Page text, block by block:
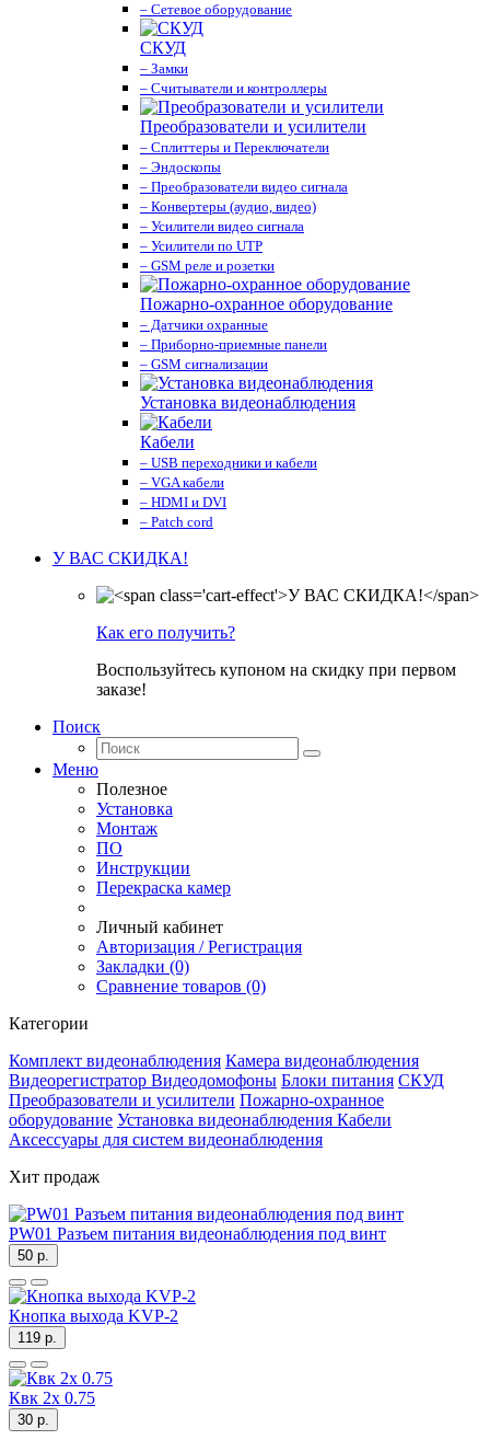
– Сетевое оборудование
СКУД
– Замки
– Считыватели и контроллеры
Преобразователи и усилители
– Сплиттеры и Переключатели
– Эндоскопы
– Преобразователи видео сигнала
– Конвертеры (аудио, видео)
– Усилители видео сигнала
– Усилители по UTP
– GSM реле и розетки
Пожарно-охранное оборудование
– Датчики охранные
– Приборно-приемные панели
– GSM сигнализации
Установка видеонаблюдения
Кабели
– USB переходники и кабели
– VGA кабели
– HDMI и DVI
– Patch cord
У ВАС СКИДКА!
Как его получить?
Воспользуйтесь купоном на скидку при первом
заказе!
Поиск
Меню
Полезное
Установка
Монтаж
ПО
Инструкции
Перекраска камер
Личный кабинет
Авторизация / Регистрация
Закладки (0)
Сравнение товаров (0)
Категории
Комплект видеонаблюдения Камера видеонаблюдения
Видеорегистратор Видеодомофоны Блоки питания СКУД
Преобразователи и усилители Пожарно-охранное
оборудование Установка видеонаблюдения Кабели
Аксессуары для систем видеонаблюдения
Хит продаж
PW01 Разъем питания видеонаблюдения под винт
50 р.
Кнопка выхода KVP-2
119 р.
Квк 2х 0.75
30 р.